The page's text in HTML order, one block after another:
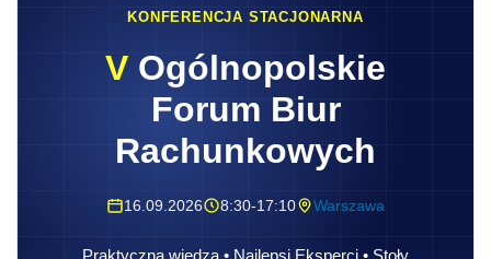
KONFERENCJA STACJONARNA
V Ogólnopolskie
Forum Biur
Rachunkowych
16.09.2026 8:30-17:10 Warszawa
Praktyczna wiedza • Najlepsi Eksperci • Stoły